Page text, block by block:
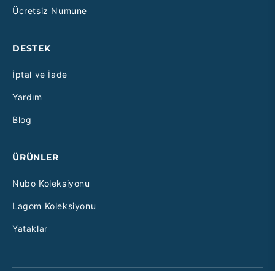
Ücretsiz Numune
DESTEK
İptal ve İade
Yardım
Blog
ÜRÜNLER
Nubo Koleksiyonu
Lagom Koleksiyonu
Yataklar